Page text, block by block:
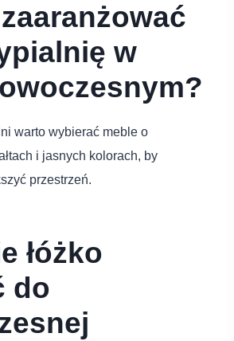
w
warto wybierać meble o
i jasnych kolorach, by
przestrzeń.
łóżko
do